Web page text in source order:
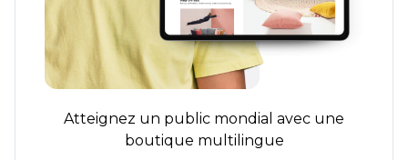
Atteignez un public mondial avec une
boutique multilingue